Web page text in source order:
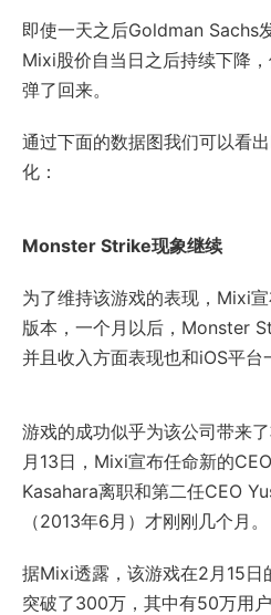
即使一天之后Goldman Sachs
Mixi股价自当日之后持续下降
弹了回来。
通过下面的数据图我们可以看
化：
Monster Strike现象继续
为了维持该游戏的表现，Mixi
版本，一个月以后，Monster
并且收入方面表现也和iOS平台
游戏的成功似乎为该公司带来
月13日，Mixi宣布任命新的
Kasahara离职和第二任CEO
（2013年6月）才刚刚几个月。
据Mixi透露，该游戏在2月15
突破了300万，其中有50万用户